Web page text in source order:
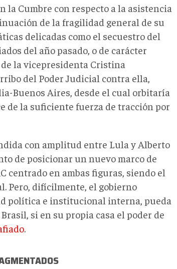
la Cumbre con respecto a la asistencia
de la fragilidad general de su
delicadas como el secuestro del
del año pasado, o de carácter
la vicepresidenta Cristina
del Poder Judicial contra ella,
Buenos Aires, desde el cual orbitaría
de la suficiente fuerza de tracción por
con amplitud entre Lula y Alberto
de posicionar un nuevo marco de
centrado en ambas figuras, siendo el
Pero, difícilmente, el gobierno
política e institucional interna, pueda
si en su propia casa el poder de
.